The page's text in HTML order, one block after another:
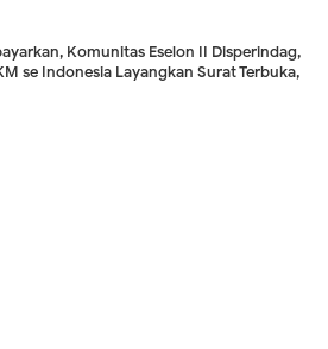
Komunitas Eselon II Disperindag,
se Indonesia Layangkan Surat Terbuka,